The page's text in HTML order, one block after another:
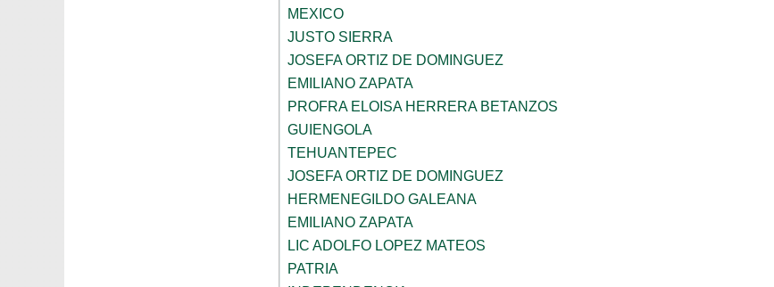
MEXICO
JUSTO SIERRA
JOSEFA ORTIZ DE DOMINGUEZ
EMILIANO ZAPATA
PROFRA ELOISA HERRERA BETANZOS
GUIENGOLA
TEHUANTEPEC
JOSEFA ORTIZ DE DOMINGUEZ
HERMENEGILDO GALEANA
EMILIANO ZAPATA
LIC ADOLFO LOPEZ MATEOS
PATRIA